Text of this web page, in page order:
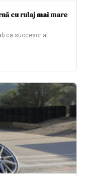
cu rulaj mai mare
ca succesor al